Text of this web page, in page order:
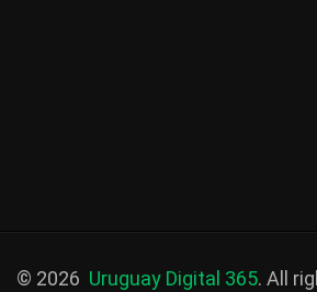
© 2026 Uruguay Digital 365. All